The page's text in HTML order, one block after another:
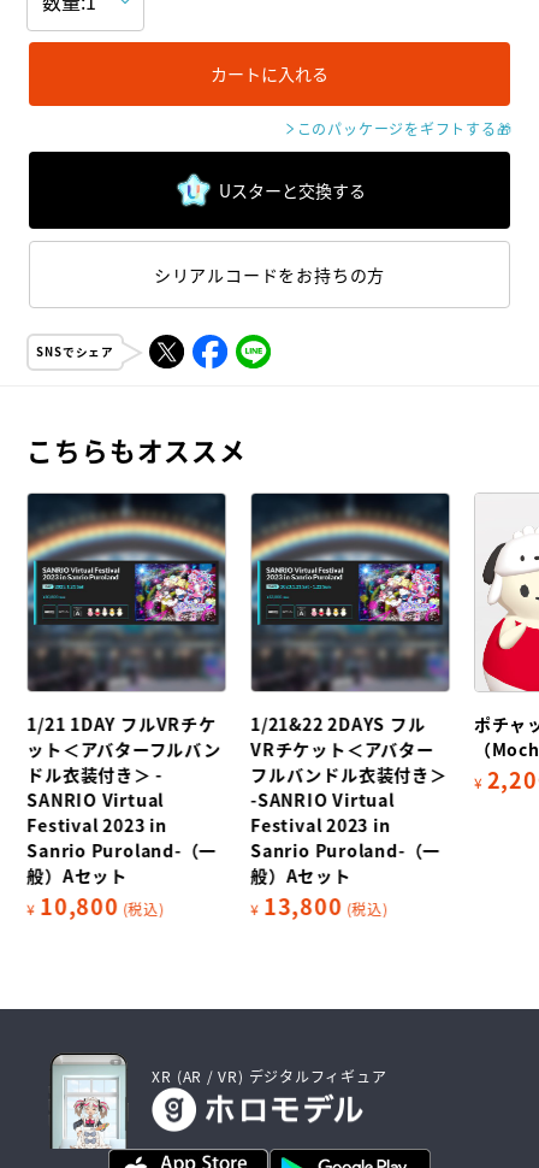
カートに入れる
このパッケージをギフトする🎁
Uスターと交換する
シリアルコードをお持ちの方
SNSでシェア
こちらもオススメ
1/21 1DAY フルVRチケ
ット＜アバターフルバン
ドル衣装付き＞ -
SANRIO Virtual
Festival 2023 in
Sanrio Puroland-（一
般）Aセット
¥ 10,800 (税込)
1/21&22 2DAYS フル
VRチケット＜アバター
フルバンドル衣装付き＞
-SANRIO Virtual
Festival 2023 in
Sanrio Puroland-（一
般）Aセット
¥ 13,800 (税込)
ポチャ
（
¥
XR (AR / VR) デジタルフィギュア